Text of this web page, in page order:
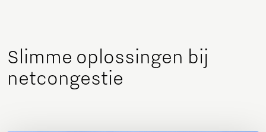
Slimme oplossingen bij
netcongestie